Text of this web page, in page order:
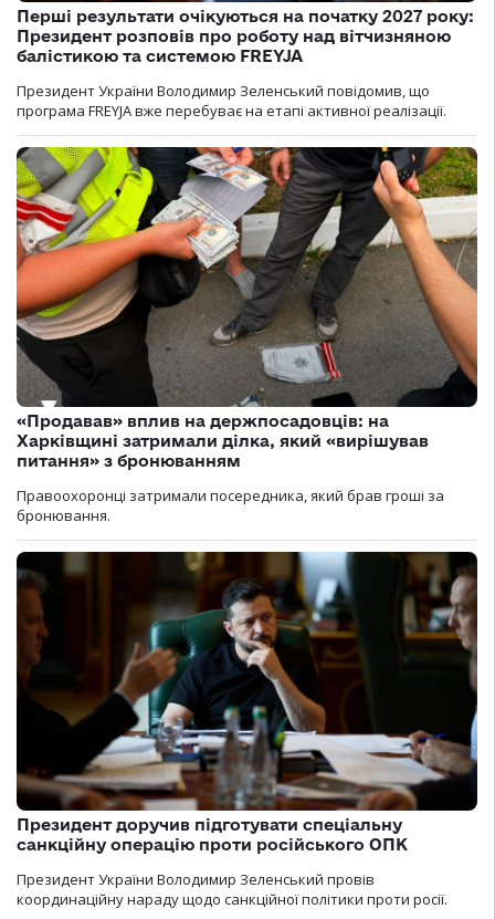
Перші результати очікуються на початку 2027 року:
Президент розповів про роботу над вітчизняною
балістикою та системою FREYJA
Президент України Володимир Зеленський повідомив, що
програма FREYJA вже перебуває на етапі активної реалізації.
«Продавав» вплив на держпосадовців: на
Харківщині затримали ділка, який «вирішував
питання» з бронюванням
Правоохоронці затримали посередника, який брав гроші за
бронювання.
Президент доручив підготувати спеціальну
санкційну операцію проти російського ОПК
Президент України Володимир Зеленський провів
координаційну нараду щодо санкційної політики проти росії.